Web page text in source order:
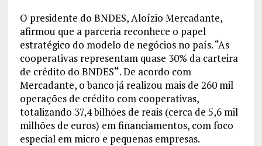
O presidente do BNDES, Aloízio Mercadante,
afirmou que a parceria reconhece o papel
estratégico do modelo de negócios no país. “As
cooperativas representam quase 30% da carteira
de crédito do BNDES“. De acordo com
Mercadante, o banco já realizou mais de 260 mil
operações de crédito com cooperativas,
totalizando 37,4 bilhões de reais (cerca de 5,6 mil
milhões de euros) em financiamentos, com foco
especial em micro e pequenas empresas.